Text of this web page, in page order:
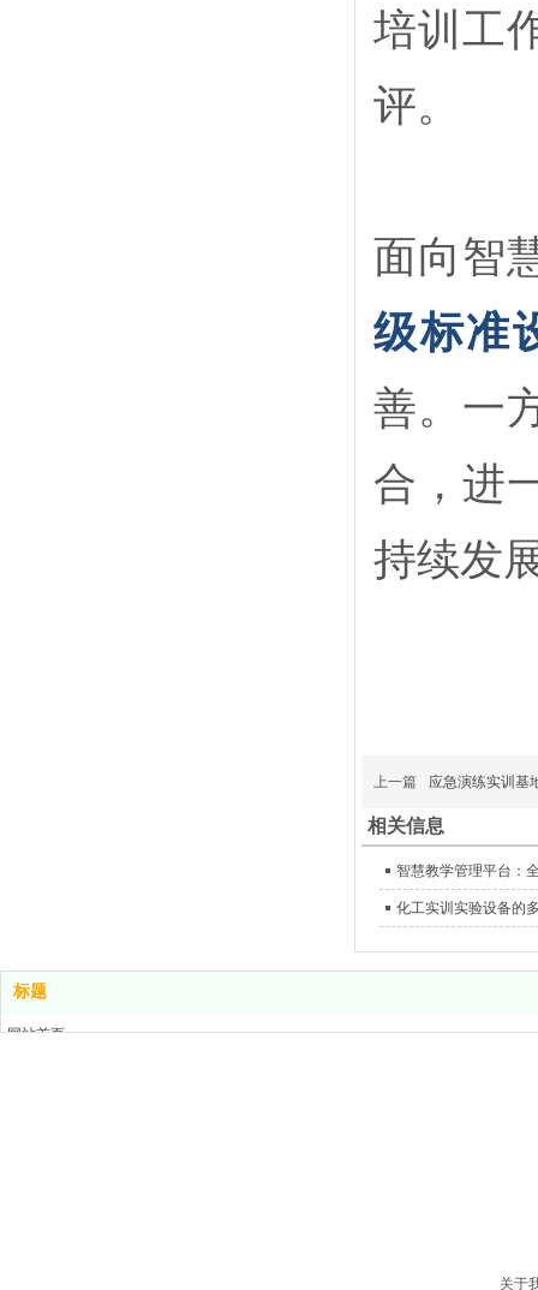
培训工
评。
面向智
级标准
善。一
合，进
持续发
上一篇 应急演练实训基
相关信息
智慧教学管理平台：
化工实训实验设备的
标题
网站首页
关于